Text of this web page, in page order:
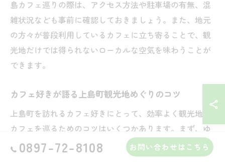
島カフェ巡りの際は、アクセス方法や駐車場の有無、混
雑状況なども事前に確認しておきましょう。また、地元
の方々が普段利用しているカフェに立ち寄ることで、観
光地だけでは得られないローカルな空気を味わうことが
できます。
カフェ好きが語る上島町観光地めぐりのコツ
上島町を訪れるカフェ好きにとって、効率よく観光地と
カフェを巡るためのコツはいくつかあります。まず、ゆ
めしま海道を活用し、島内の主要な観光地とカフェをエ
リアごとに組み合わせて計画することがポイントです。
0897-72-8108 お問い合わせはこちら